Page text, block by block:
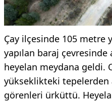
Çay ilçesinde 105 metre
yapılan baraj çevresinde
heyelan meydana geldi.
yükseklikteki tepelerden
görenleri ürküttü.